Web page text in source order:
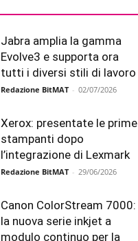
Jabra amplia la gamma
Evolve3 e supporta ora
tutti i diversi stili di lavoro
Redazione BitMAT - 02/07/2026
Xerox: presentate le prime
stampanti dopo
l’integrazione di Lexmark
Redazione BitMAT - 29/06/2026
Canon ColorStream 7000:
la nuova serie inkjet a
modulo continuo per la